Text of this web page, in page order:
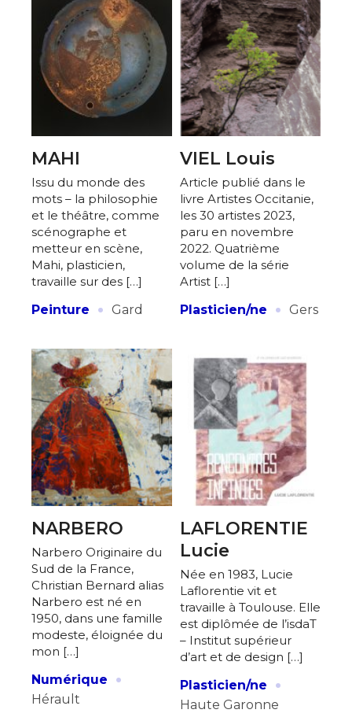
MAHI
Issu du monde des
mots – la philosophie
et le théâtre, comme
scénographe et
metteur en scène,
Mahi, plasticien,
travaille sur des […]
Peinture
· Gard
VIEL Louis
Article publié dans le
livre Artistes Occitanie,
les 30 artistes 2023,
paru en novembre
2022. Quatrième
volume de la série
Artist […]
Plasticien/ne
· Gers
NARBERO
Narbero Originaire du
Sud de la France,
Christian Bernard alias
Narbero est né en
1950, dans une famille
modeste, éloignée du
mon […]
Numérique
·
Hérault
LAFLORENTIE
Lucie
Née en 1983, Lucie
Laflorentie vit et
travaille à Toulouse. Elle
est diplômée de l’isdaT
– Institut supérieur
d’art et de design […]
Plasticien/ne
·
Haute Garonne